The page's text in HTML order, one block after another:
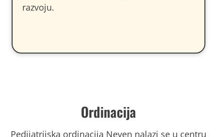
razvoju.
Ordinacija
Pedijatrijska ordinacija Neven nalazi se u centru